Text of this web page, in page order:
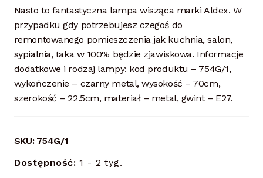
Nasto to fantastyczna lampa wisząca marki Aldex. W
przypadku gdy potrzebujesz czegoś do
remontowanego pomieszczenia jak kuchnia, salon,
sypialnia, taka w 100% będzie zjawiskowa. Informacje
dodatkowe i rodzaj lampy: kod produktu – 754G/1,
wykończenie – czarny metal, wysokość – 70cm,
szerokość – 22.5cm, materiał – metal, gwint – E27.
SKU: 754G/1
Dostępność: 1 - 2 tyg.